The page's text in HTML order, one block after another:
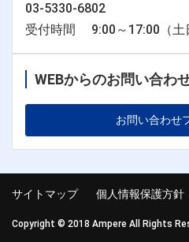
03-5330-6802
受付時間 9:00～17:00（土
WEBからのお問い合わ
お問い合わせ
サイトマップ 個人情報保護方針
Copyright © 2018 Ampere All Rights